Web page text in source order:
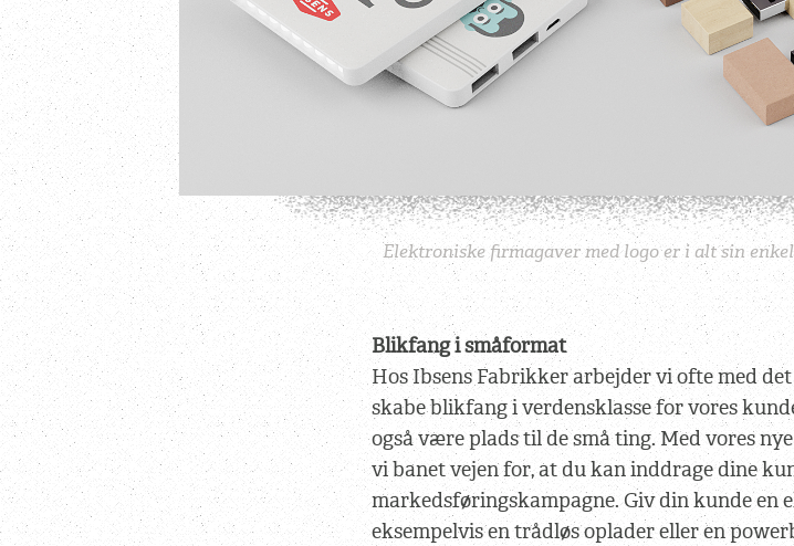
Elektroniske firmagaver med logo er i alt sin
Blikfang i småformat
Hos Ibsens Fabrikker arbejder vi ofte med
skabe blikfang i verdensklasse for vores
også være plads til de små ting. Med vores
vi banet vejen for, at du kan inddrage dine
markedsføringskampagne. Giv din kunde en
eksempelvis en trådløs oplader eller en